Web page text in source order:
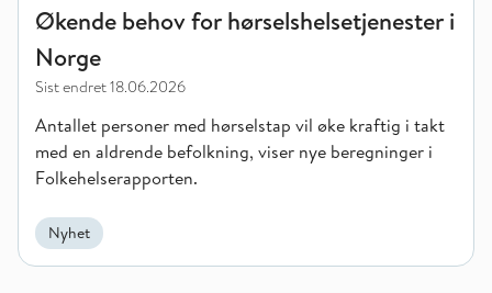
Økende behov for hørselshelsetjenester i
Norge
Sist endret18.06.2026
Antallet personer med hørselstap vil øke kraftig i takt
med en aldrende befolkning, viser nye beregninger i
Folkehelserapporten.
Nyhet